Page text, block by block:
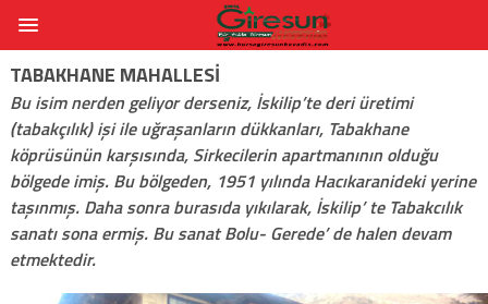
TABAKHANE MAHALLESI
Bu isim nerden geliyor derseniz, İskilip’te deri üretimi
(tabakçılık) işi ile uğraşanların dükkanları, Tabakhane
köprüsünün karşısında, Sirkecilerin apartmanının olduğu
bölgede imiş. Bu bölgeden, 1951 yılında Hacıkaranideki yerine
taşınmış. Daha sonra burasıda yıkılarak, İskilip’ te Tabakcılık
sanatı sona ermiş. Bu sanat Bolu- Gerede’ de halen devam
etmektedir.